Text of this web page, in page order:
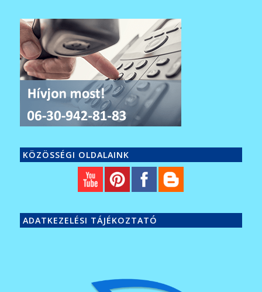
KÖZÖSSÉGI OLDALAINK
ADATKEZELÉSI TÁJÉKOZTATÓ